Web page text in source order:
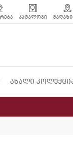
ᲙᲐᲢᲐᲚᲝᲒᲘ
ახალი